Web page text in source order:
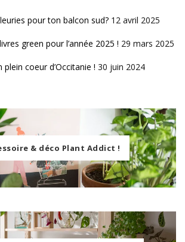
pour ton balcon sud? 12 avril 2025
green pour l’année 2025 ! 29 mars 2025
coeur d’Occitanie ! 30 juin 2024
& déco Plant Addict !